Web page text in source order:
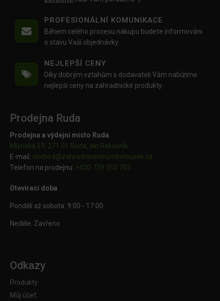
PROFESIONÁLNÍ KOMUNIKACE
Během celého procesu nákupu budete informováni
o stavu Vaší objednávky.
NEJLEPŠÍ CENY
Díky dobrým vztahům s dodavateli Vám nabízíme
nejlepší ceny na zahradnické produkty.
Prodejna Ruda
Prodejna a výdejní místo Ruda
Mlýnská 59, 271 01 Ruda, okr.Rakovník
E-mail: obchod@zahradnicentrumbelousek.cz
Telefon na prodejnu: +420 739 350 703
Otevírací doba
Pondělí až sobota: 9:00 - 17:00
Neděle: Zavřeno
Odkazy
Produkty
Můj účet